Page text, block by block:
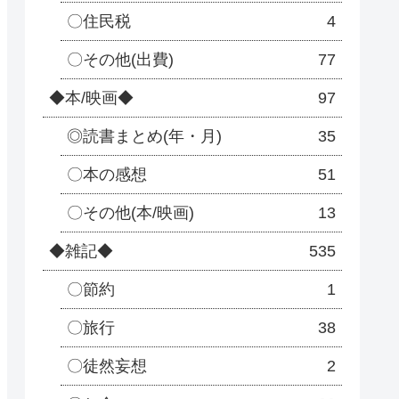
〇住民税 4
〇その他(出費) 77
◆本/映画◆ 97
◎読書まとめ(年・月) 35
〇本の感想 51
〇その他(本/映画) 13
◆雑記◆ 535
〇節約 1
〇旅行 38
〇徒然妄想 2